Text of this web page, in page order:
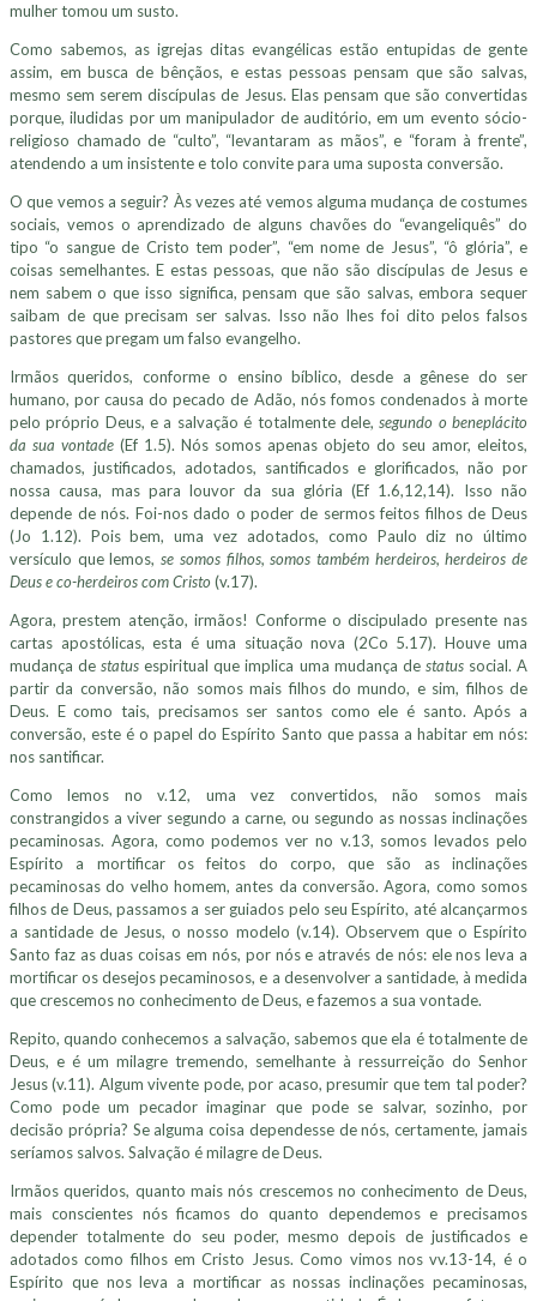
mulher tomou um susto.
Como sabemos, as igrejas ditas evangélicas estão entupidas de gente
assim, em busca de bênçãos, e estas pessoas pensam que são salvas,
mesmo sem serem discípulas de Jesus. Elas pensam que são convertidas
porque, iludidas por um manipulador de auditório, em um evento sócio-
religioso chamado de “culto”, “levantaram as mãos”, e “foram à frente”,
atendendo a um insistente e tolo convite para uma suposta conversão.
O que vemos a seguir? Às vezes até vemos alguma mudança de costumes
sociais, vemos o aprendizado de alguns chavões do “evangeliquês” do
tipo “o sangue de Cristo tem poder”, “em nome de Jesus”, “ô glória”, e
coisas semelhantes. E estas pessoas, que não são discípulas de Jesus e
nem sabem o que isso significa, pensam que são salvas, embora sequer
saibam de que precisam ser salvas. Isso não lhes foi dito pelos falsos
pastores que pregam um falso evangelho.
Irmãos queridos, conforme o ensino bíblico, desde a gênese do ser
humano, por causa do pecado de Adão, nós fomos condenados à morte
pelo próprio Deus, e a salvação é totalmente dele,segundo o beneplácito
da sua vontade (Ef 1.5). Nós somos apenas objeto do seu amor, eleitos,
chamados, justificados, adotados, santificados e glorificados, não por
nossa causa, mas para louvor da sua glória (Ef 1.6,12,14). Isso não
depende de nós. Foi-nos dado o poder de sermos feitos filhos de Deus
(Jo 1.12). Pois bem, uma vez adotados, como Paulo diz no último
versículo que lemos,se somos filhos, somos também herdeiros, herdeiros de
Deus e co-herdeiros com Cristo (v.17).
Agora, prestem atenção, irmãos! Conforme o discipulado presente nas
cartas apostólicas, esta é uma situação nova (2Co 5.17). Houve uma
mudança destatusespiritual que implica uma mudança de status social. A
partir da conversão, não somos mais filhos do mundo, e sim, filhos de
Deus. E como tais, precisamos ser santos como ele é santo. Após a
conversão, este é o papel do Espírito Santo que passa a habitar em nós:
nos santificar.
Como lemos no v.12, uma vez convertidos, não somos mais
constrangidos a viver segundo a carne, ou segundo as nossas inclinações
pecaminosas. Agora, como podemos ver no v.13, somos levados pelo
Espírito a mortificar os feitos do corpo, que são as inclinações
pecaminosas do velho homem, antes da conversão. Agora, como somos
filhos de Deus, passamos a ser guiados pelo seu Espírito, até alcançarmos
a santidade de Jesus, o nosso modelo (v.14). Observem que o Espírito
Santo faz as duas coisas em nós, por nós e através de nós: ele nos leva a
mortificar os desejos pecaminosos, e a desenvolver a santidade, à medida
que crescemos no conhecimento de Deus, e fazemos a sua vontade.
Repito, quando conhecemos a salvação, sabemos que ela é totalmente de
Deus, e é um milagre tremendo, semelhante à ressurreição do Senhor
Jesus (v.11). Algum vivente pode, por acaso, presumir que tem tal poder?
Como pode um pecador imaginar que pode se salvar, sozinho, por
decisão própria? Se alguma coisa dependesse de nós, certamente, jamais
seríamos salvos. Salvação é milagre de Deus.
Irmãos queridos, quanto mais nós crescemos no conhecimento de Deus,
mais conscientes nós ficamos do quanto dependemos e precisamos
depender totalmente do seu poder, mesmo depois de justificados e
adotados como filhos em Cristo Jesus. Como vimos nos vv.13-14, é o
Espírito que nos leva a mortificar as nossas inclinações pecaminosas,